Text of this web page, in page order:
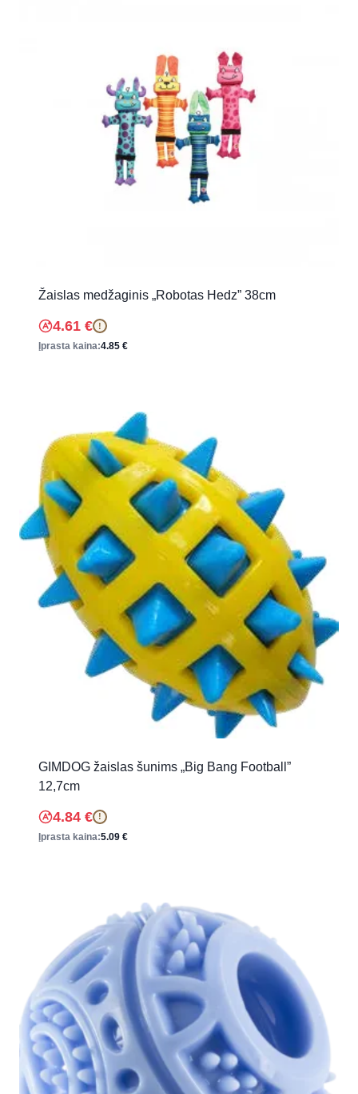
Žaislas medžaginis „Robotas Hedz” 38cm
4.61 € !
Įprasta kaina:4.85 €
GIMDOG žaislas šunims „Big Bang Football”
12,7cm
4.84 € !
Įprasta kaina:5.09 €